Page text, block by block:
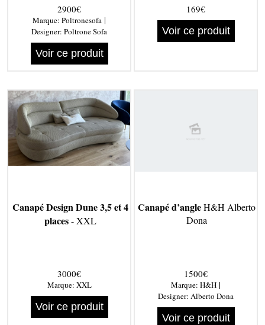
2900€
Marque: Poltronesofa |
Designer: Poltrone Sofa
Voir ce produit
169€
Voir ce produit
Canapé Design Dune 3,5 et 4
places- XXL
3000€
Marque: XXL
Voir ce produit
Canapé d’angleH&H Alberto
Dona
1500€
Marque: H&H |
Designer: Alberto Dona
Voir ce produit